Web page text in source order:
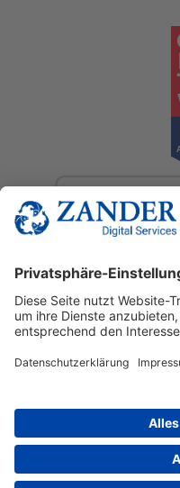
© 2025 Zander